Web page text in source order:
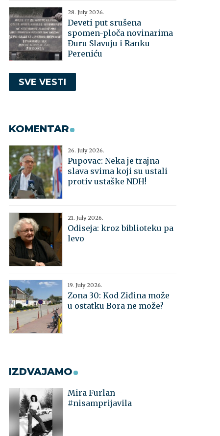
28. July 2026.
Deveti put srušena
spomen-ploča novinarima
Đuru Slavuju i Ranku
Pereniću
SVE VESTI
KOMENTAR
26. July 2026.
Pupovac: Neka je trajna
slava svima koji su ustali
protiv ustaške NDH!
21. July 2026.
Odiseja: kroz biblioteku pa
levo
19. July 2026.
Zona 30: Kod Ziđina može
u ostatku Bora ne može?
IZDVAJAMO
Mira Furlan –
#nisamprijavila